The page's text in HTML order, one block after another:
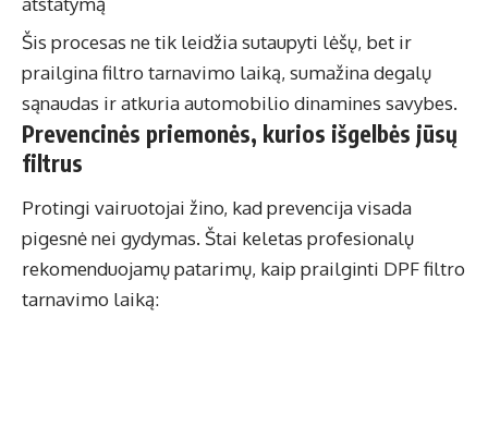
Šis procesas ne tik leidžia sutaupyti lėšų, bet ir
prailgina filtro tarnavimo laiką, sumažina degalų
sąnaudas ir atkuria automobilio dinamines savybes.
Prevencinės priemonės, kurios išgelbės jūsų
filtrus
Protingi vairuotojai žino, kad prevencija visada
pigesnė nei gydymas. Štai keletas profesionalų
rekomenduojamų patarimų, kaip prailginti DPF filtro
tarnavimo laiką: